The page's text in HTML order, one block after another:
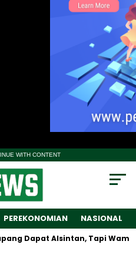
WITH CONTENT
PEREKONOMIAN NASIONAL
Alsintan, Tapi Wamentan